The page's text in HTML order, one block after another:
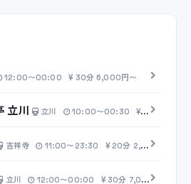
12:00〜00:00 30分 6,000円〜
立川 立川 10:00〜00:30 20分 2,500
吉祥寺 11:00〜23:30 20分 2,500円〜
立川 12:00〜00:00 30分 7,000円〜